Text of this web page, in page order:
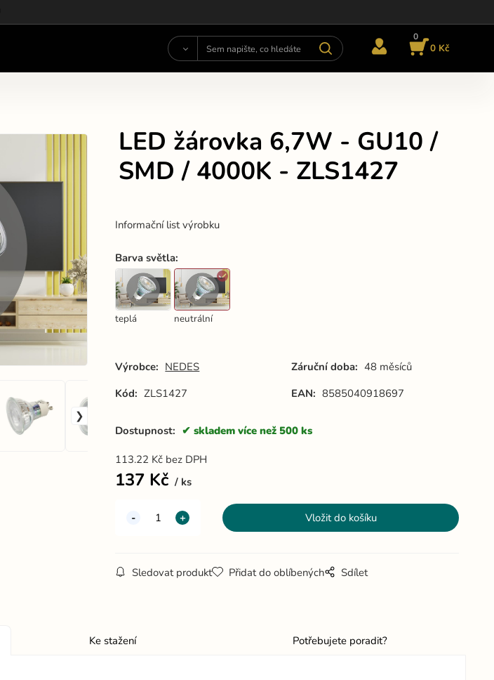
0
0 Kč
LED žárovka 6,7W - GU10 /
SMD / 4000K - ZLS1427
Informační list výrobku
Barva světla:
teplá neutrální
Výrobce: NEDES Záruční doba: 48 měsíců
Kód: ZLS1427 EAN: 8585040918697
Dostupnost: skladem více než 500 ks
113.22 Kč bez DPH
137 Kč ks
Sledovat produkt Přidat do oblíbených Sdílet
Ke stažení Potřebujete poradit?